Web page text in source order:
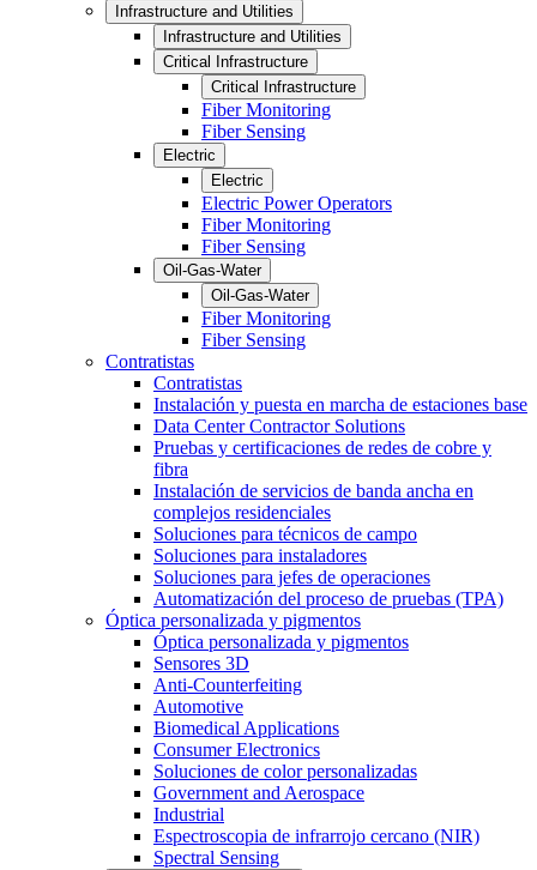
Infrastructure and Utilities
Infrastructure and Utilities
Critical Infrastructure
Critical Infrastructure
Fiber Monitoring
Fiber Sensing
Electric
Electric
Electric Power Operators
Fiber Monitoring
Fiber Sensing
Oil-Gas-Water
Oil-Gas-Water
Fiber Monitoring
Fiber Sensing
Contratistas
Contratistas
Instalación y puesta en marcha de estaciones base
Data Center Contractor Solutions
Pruebas y certificaciones de redes de cobre y
fibra
Instalación de servicios de banda ancha en
complejos residenciales
Soluciones para técnicos de campo
Soluciones para instaladores
Soluciones para jefes de operaciones
Automatización del proceso de pruebas (TPA)
Óptica personalizada y pigmentos
Óptica personalizada y pigmentos
Sensores 3D
Anti-Counterfeiting
Automotive
Biomedical Applications
Consumer Electronics
Soluciones de color personalizadas
Government and Aerospace
Industrial
Espectroscopia de infrarrojo cercano (NIR)
Spectral Sensing